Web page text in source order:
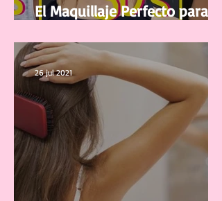
El Maquillaje Perfecto para tu
26 jul 2021